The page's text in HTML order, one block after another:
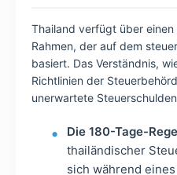
Thailand verfügt über
Rahmen, der auf dem
basiert. Das Verständnis,
Richtlinien der
unerwartete
Die 180-Tage-
thailändischer
sich während